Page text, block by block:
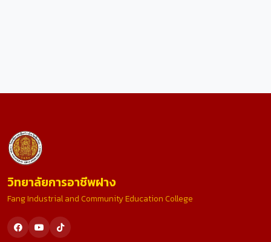
วิทยาลัยการอาชีพฝาง
Fang Industrial and Community Education College